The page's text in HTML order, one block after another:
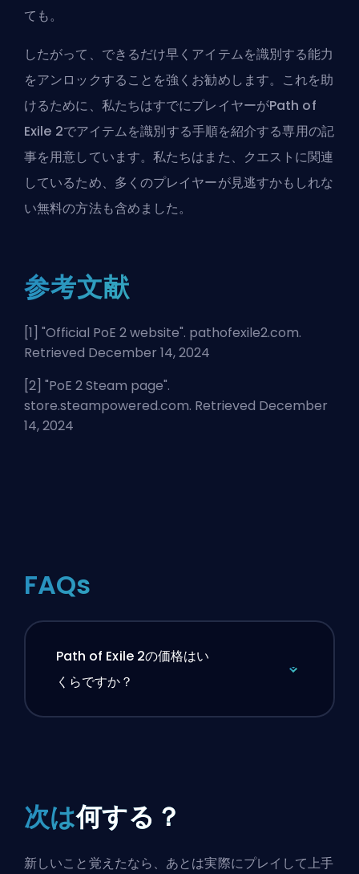
ても。
したがって、できるだけ早くアイテムを識別する能力
をアンロックすることを強くお勧めします。これを助
けるために、私たちはすでにプレイヤーがPath of
Exile 2でアイテムを識別する手順を紹介する専用の記
事を用意しています。私たちはまた、クエストに関連
しているため、多くのプレイヤーが見逃すかもしれな
い無料の方法も含めました。
参考文献
[1] "Official PoE 2 website". pathofexile2.com.
Retrieved December 14, 2024
[2] "PoE 2 Steam page".
store.steampowered.com. Retrieved December
14, 2024
FAQs
Path of Exile 2の価格はい
くらですか？
次は何する？
新しいこと覚えたなら、あとは実際にプレイして上手